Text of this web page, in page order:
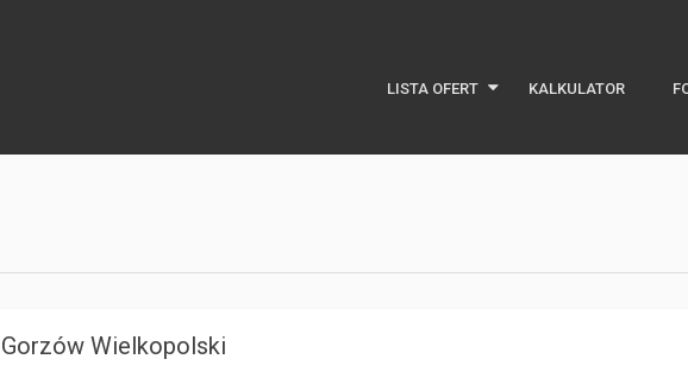
LISTA OFERT KALKULATOR
Gorzów Wielkopolski